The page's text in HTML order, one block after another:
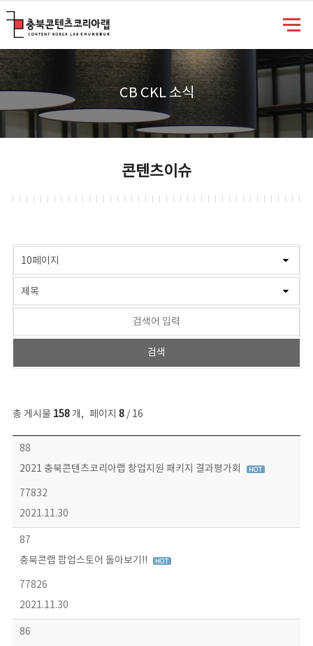
CB CKL 소식
콘텐츠이슈
총 게시물 158개, 페이지 8/ 16
콘텐츠이슈 목록 - 번호, 제목, 작성자, 파일, 조회수, 작성일 정보 제공
88
2021 충북콘텐츠코리아랩 창업지원 패키지 결과평가회
77832
2021.11.30
87
충북콘랩 팝업스토어 돌아보기!!
77826
2021.11.30
86